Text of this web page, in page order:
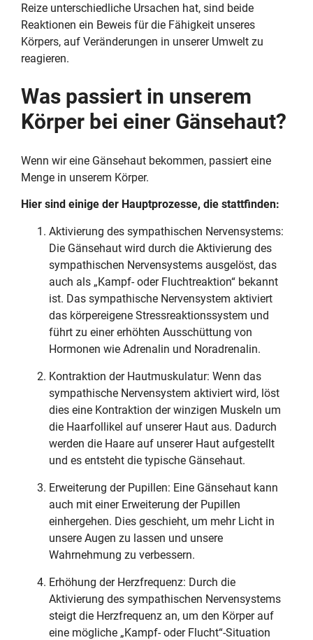
Reize unterschiedliche Ursachen hat, sind beide
Reaktionen ein Beweis für die Fähigkeit unseres
Körpers, auf Veränderungen in unserer Umwelt zu
reagieren.
Was passiert in unserem
Körper bei einer Gänsehaut?
Wenn wir eine Gänsehaut bekommen, passiert eine
Menge in unserem Körper.
Hier sind einige der Hauptprozesse, die stattfinden:
Aktivierung des sympathischen Nervensystems:
Die Gänsehaut wird durch die Aktivierung des
sympathischen Nervensystems ausgelöst, das
auch als „Kampf- oder Fluchtreaktion“ bekannt
ist. Das sympathische Nervensystem aktiviert
das körpereigene Stressreaktionssystem und
führt zu einer erhöhten Ausschüttung von
Hormonen wie Adrenalin und Noradrenalin.
Kontraktion der Hautmuskulatur: Wenn das
sympathische Nervensystem aktiviert wird, löst
dies eine Kontraktion der winzigen Muskeln um
die Haarfollikel auf unserer Haut aus. Dadurch
werden die Haare auf unserer Haut aufgestellt
und es entsteht die typische Gänsehaut.
Erweiterung der Pupillen: Eine Gänsehaut kann
auch mit einer Erweiterung der Pupillen
einhergehen. Dies geschieht, um mehr Licht in
unsere Augen zu lassen und unsere
Wahrnehmung zu verbessern.
Erhöhung der Herzfrequenz: Durch die
Aktivierung des sympathischen Nervensystems
steigt die Herzfrequenz an, um den Körper auf
eine mögliche „Kampf- oder Flucht“-Situation